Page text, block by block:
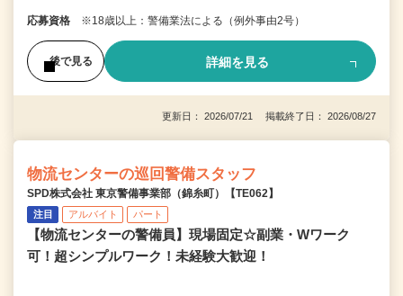
応募資格 ※18歳以上：警備業法による（例外事由2号）
後で見る 詳細を見る
更新日： 2026/07/21 掲載終了日： 2026/08/27
物流センターの巡回警備スタッフ
SPD株式会社 東京警備事業部（錦糸町）【TE062】
注目 アルバイト パート
【物流センターの警備員】現場固定☆副業・Wワーク
可！超シンプルワーク！未経験大歓迎！